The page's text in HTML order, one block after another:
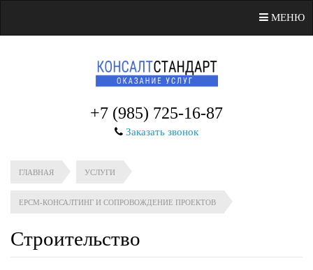
МЕНЮ
+7 (985) 725-16-87
Заказать звонок
ГЛАВНАЯ УСЛУГИ
EPCM-КОНСАЛТИНГ И СОПРОВОЖДЕНИЕ ПРОЕКТОВ
Строительство